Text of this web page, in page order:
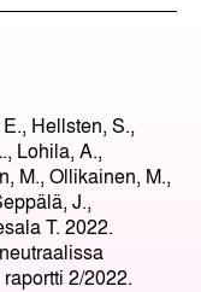
Hellsten, S.,
Lohila, A.,
M., Ollikainen, M.,
J.,
T. 2022.
2/2022.